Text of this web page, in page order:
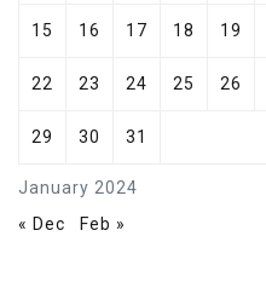
January 2024
15 16 17 18 19
22 23 24 25 26
29 30 31
« Dec Feb »